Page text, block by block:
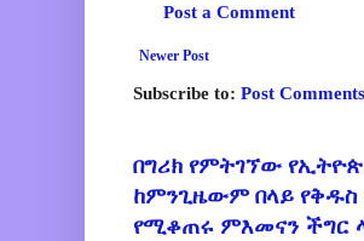
Post a Comment
Newer Post
Subscribe to: Post
በግሪክ የምትገኘው
ከምንጊዜውም በላይ የቅዱስ
የሚቆጠሩ ምእመናን ችግር